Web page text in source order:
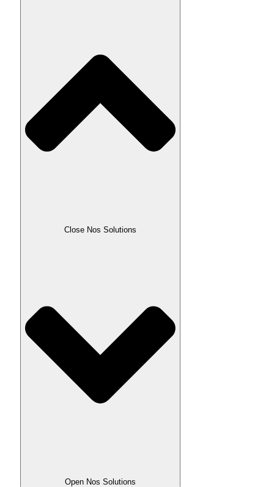
Close Nos Solutions
Open Nos Solutions